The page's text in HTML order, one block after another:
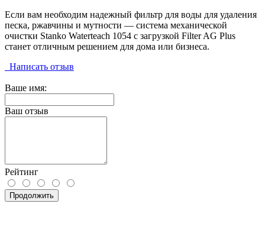
Если вам необходим надежный фильтр для воды для удаления
песка, ржавчины и мутности — система механической
очистки Stanko Waterteach 1054 с загрузкой Filter AG Plus
станет отличным решением для дома или бизнеса.
Написать отзыв
Ваше имя:
Ваш отзыв
Рейтинг
Продолжить